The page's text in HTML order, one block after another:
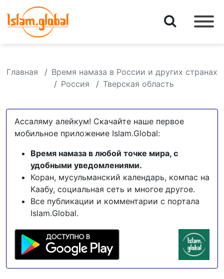
Главная
Время намаза в России и других странах
Россия
Тверская область
Ассаляму алейкум! Скачайте наше первое
мобильное приложение Islam.Global:
Время намаза в любой точке мира, с
удобными уведомлениями.
Коран, мусульманский календарь, компас на
Каабу, социальная сеть и многое другое.
Все публикации и комментарии с портала
Islam.Global.